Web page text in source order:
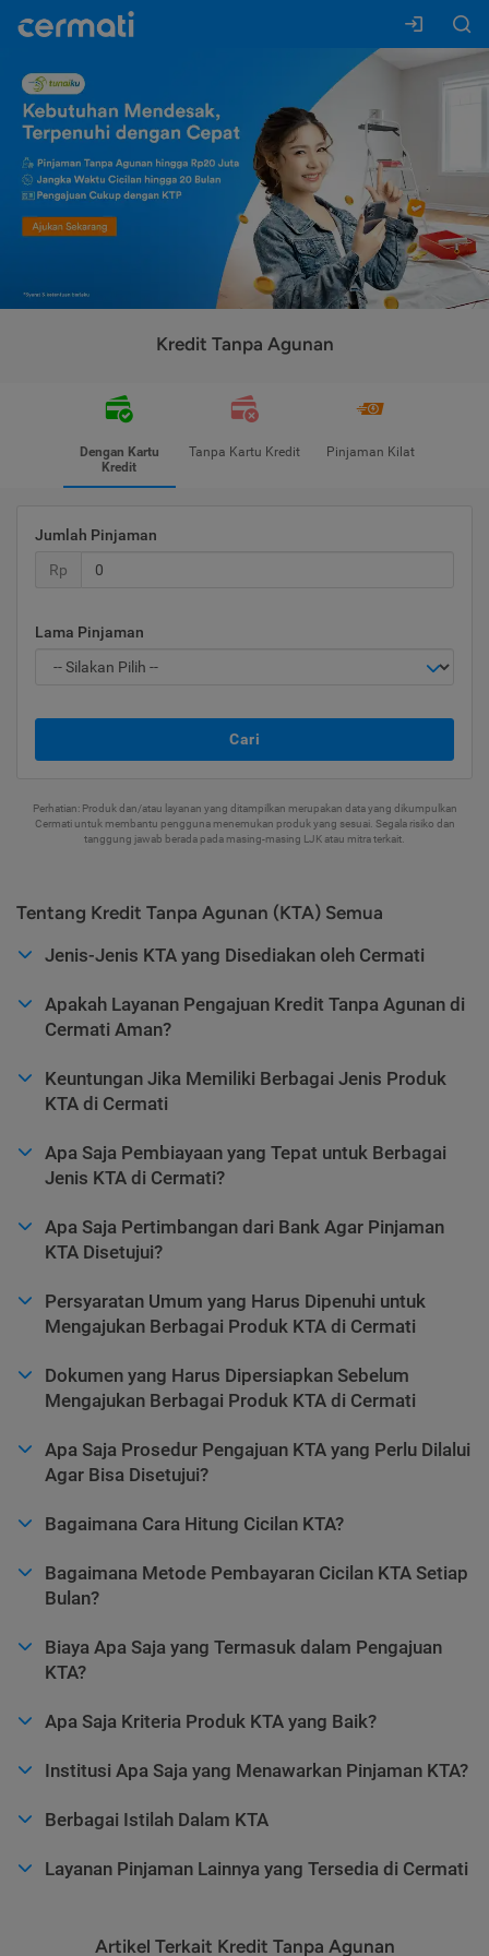
Kredit Tanpa Agunan
Dengan Kartu
Kredit
Tanpa Kartu Kredit Pinjaman Kilat
Jumlah Pinjaman
Rp
Lama Pinjaman
Cari
Perhatian: Produk dan/atau layanan yang ditampilkan merupakan data yang dikumpulkan
Cermati untuk membantu pengguna menemukan produk yang sesuai. Segala risiko dan
tanggung jawab berada pada masing-masing LJK atau mitra terkait.
Tentang Kredit Tanpa Agunan (KTA) Semua
Jenis-Jenis KTA yang Disediakan oleh Cermati
Apakah Layanan Pengajuan Kredit Tanpa Agunan di
Cermati Aman?
Keuntungan Jika Memiliki Berbagai Jenis Produk
KTA di Cermati
Apa Saja Pembiayaan yang Tepat untuk Berbagai
Jenis KTA di Cermati?
Apa Saja Pertimbangan dari Bank Agar Pinjaman
KTA Disetujui?
Persyaratan Umum yang Harus Dipenuhi untuk
Mengajukan Berbagai Produk KTA di Cermati
Dokumen yang Harus Dipersiapkan Sebelum
Mengajukan Berbagai Produk KTA di Cermati
Apa Saja Prosedur Pengajuan KTA yang Perlu Dilalui
Agar Bisa Disetujui?
Bagaimana Cara Hitung Cicilan KTA?
Bagaimana Metode Pembayaran Cicilan KTA Setiap
Bulan?
Biaya Apa Saja yang Termasuk dalam Pengajuan
KTA?
Apa Saja Kriteria Produk KTA yang Baik?
Institusi Apa Saja yang Menawarkan Pinjaman KTA?
Berbagai Istilah Dalam KTA
Layanan Pinjaman Lainnya yang Tersedia di Cermati
Artikel Terkait Kredit Tanpa Agunan